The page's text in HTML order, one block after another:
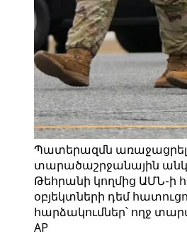
Պատերազմն առաջացրել
տարածաշրջանային
Թեհրանի կողմից ԱՄՆ-ի
օբյեկտների դեմ
հարձակումներ՝ ողջ
AP